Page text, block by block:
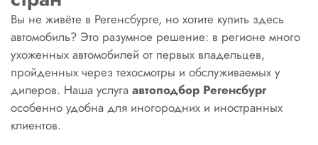
Вы не живёте в Регенсбурге, но хотите купить здесь
автомобиль? Это разумное решение: в регионе много
ухоженных автомобилей от первых владельцев,
пройденных через техосмотры и обслуживаемых у
дилеров. Наша услуга автоподбор Регенсбург
особенно удобна для иногородних и иностранных
клиентов.